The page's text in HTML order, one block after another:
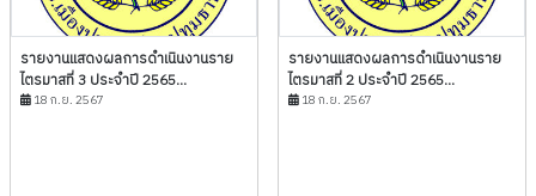
รายงานแสดงผลการดำเนินงานราย
ไตรมาสที่ 3 ประจำปี 2565...
18 ก.ย. 2567
รายงานแสดงผลการดำเนินงานราย
ไตรมาสที่ 2 ประจำปี 2565...
18 ก.ย. 2567